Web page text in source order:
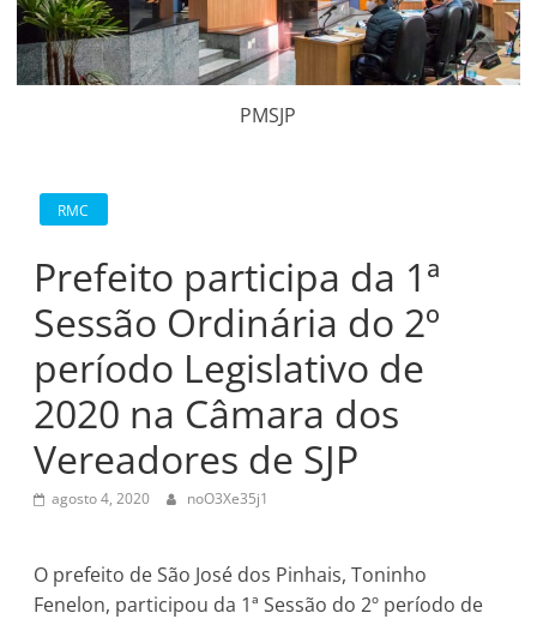
PMSJP
RMC
Prefeito participa da 1ª
Sessão Ordinária do 2º
período Legislativo de
2020 na Câmara dos
Vereadores de SJP
agosto 4, 2020 noO3Xe35j1
O prefeito de São José dos Pinhais, Toninho
Fenelon, participou da 1ª Sessão do 2º período de